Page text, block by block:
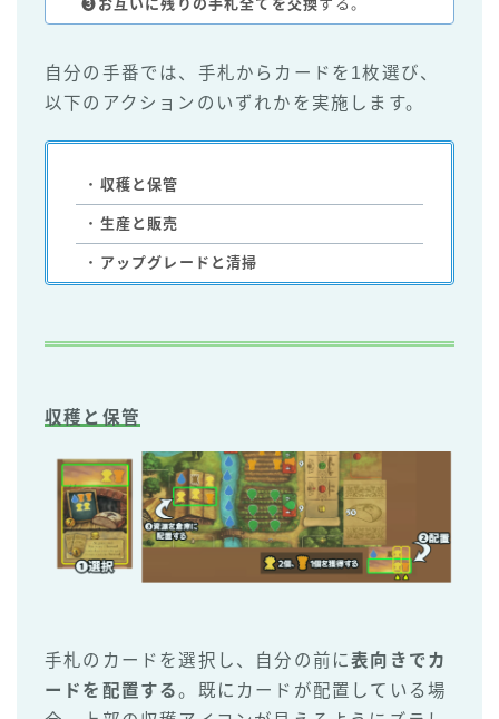
❸ お互いに残りの手札全てを交換する。
自分の手番では、手札からカードを1枚選び、
以下のアクションのいずれかを実施します。
・ 収穫と保管
・ 生産と販売
・ アップグレードと清掃
収穫と保管
手札のカードを選択し、自分の前に表向きでカ
ードを配置する。既にカードが配置している場